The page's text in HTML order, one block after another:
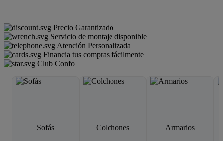
Precio Garantizado
Servicio de montaje disponible
Atención Personalizada
Financia tus compras fácilmente
Club Confo
Sofás Colchones Armarios